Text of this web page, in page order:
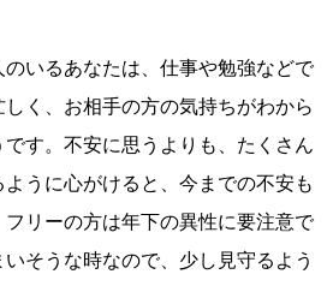
いるあなたは、仕事や勉強などで
く、お相手の方の気持ちがわから
す。不安に思うよりも、たくさん
うに心がけると、今までの不安も
リーの方は年下の異性に要注意で
そうな時なので、少し見守るよう